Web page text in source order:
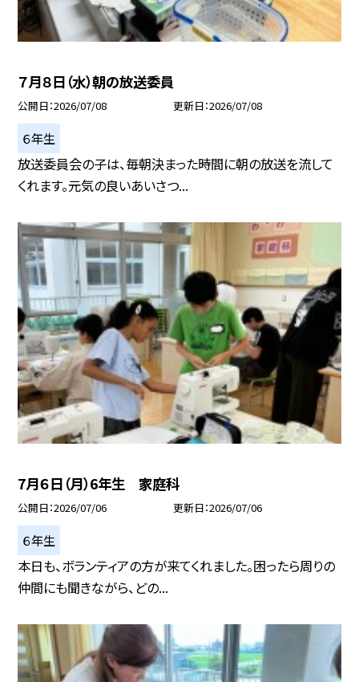
７月８日（水）朝の放送委員
公開日 2026/07/08 更新日 2026/07/08
６年生
放送委員会の子は、毎朝決まった時間に朝の放送を流して
くれます。元気の良いあいさつ...
7月６日（月）6年生 家庭科
公開日 2026/07/06 更新日 2026/07/06
６年生
本日も、ボランティアの方が来てくれました。困ったら周りの
仲間にも聞きながら、どの...